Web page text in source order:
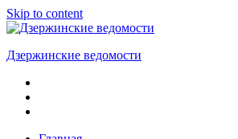
Skip to content
Дзержинские ведомости
ОБЩЕСТВЕННО-
ПОЛИТИЧЕСКАЯ